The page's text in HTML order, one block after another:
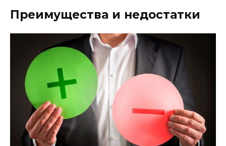
Преимущества и недостатки